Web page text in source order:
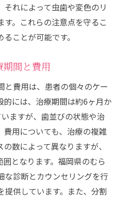
れによって虫歯や変色のリ
す。これらの注意点を守るこ
ことが可能です。
期間と費用
と費用は、患者の個々のケー
的には、治療期間は約6ヶ月か
ますが、歯並びの状態や治
用についても、治療の複雑
数によって異なりますが、
となります。福岡県のむら
な診断とカウンセリングを行
提供しています。また、分割